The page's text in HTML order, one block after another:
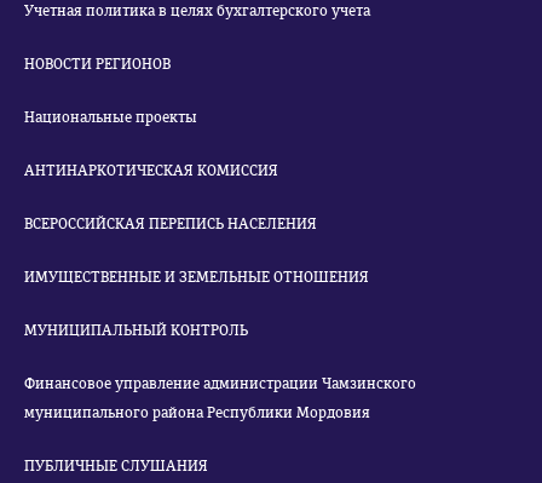
Учетная политика в целях бухгалтерского учета
НОВОСТИ РЕГИОНОВ
Национальные проекты
АНТИНАРКОТИЧЕСКАЯ КОМИССИЯ
ВСЕРОССИЙСКАЯ ПЕРЕПИСЬ НАСЕЛЕНИЯ
ИМУЩЕСТВЕННЫЕ И ЗЕМЕЛЬНЫЕ ОТНОШЕНИЯ
МУНИЦИПАЛЬНЫЙ КОНТРОЛЬ
Финансовое управление администрации Чамзинского
муниципального района Республики Мордовия
ПУБЛИЧНЫЕ СЛУШАНИЯ